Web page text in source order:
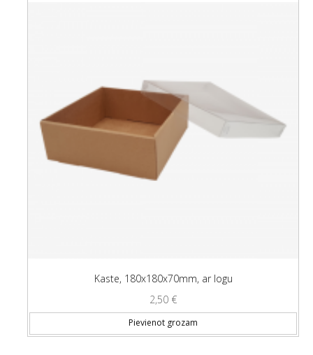
Kaste, 180x180x70mm, ar logu
2,50 €
Pievienot grozam